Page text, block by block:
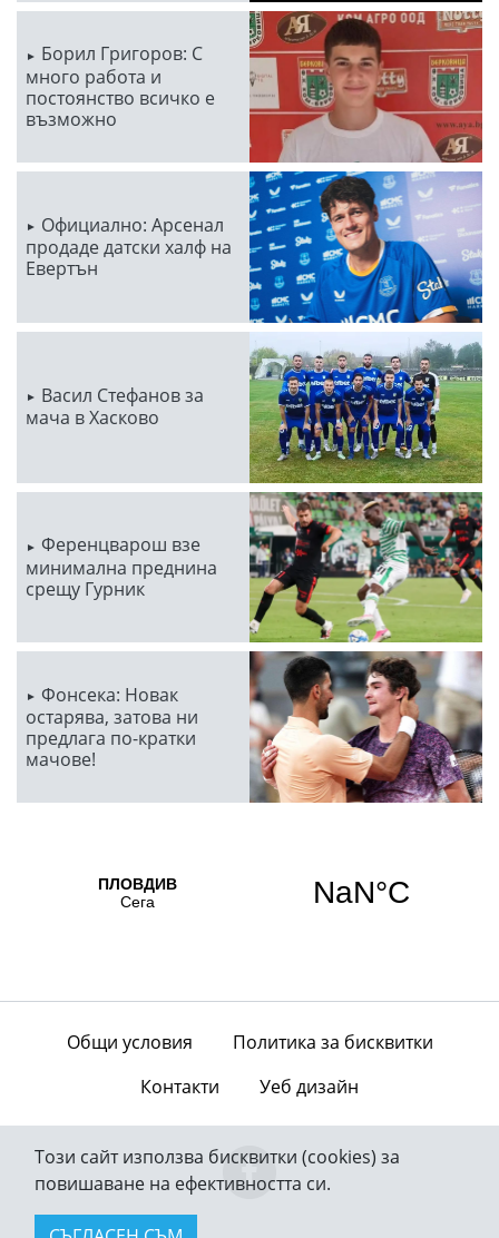
Борил Григоров: С
много работа и
постоянство всичко е
възможно
Официално: Арсенал
продаде датски халф на
Евертън
Васил Стефанов за
мача в Хасково
Ференцварош взе
минимална преднина
срещу Гурник
Фонсека: Новак
остарява, затова ни
предлага по-кратки
мачове!
Общи условия
Политика за бисквитки
Контакти
Уеб дизайн
Този сайт използва бисквитки (cookies) за
повишаване на ефективността си.